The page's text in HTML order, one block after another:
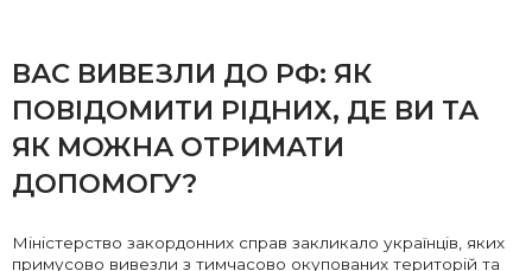
ВАС ВИВЕЗЛИ ДО РФ: ЯК
ПОВІДОМИТИ РІДНИХ, ДЕ ВИ ТА
ЯК МОЖНА ОТРИМАТИ
ДОПОМОГУ?
Міністерство закордонних справ закликало українців, яких
примусово вивезли з тимчасово окупованих територій та